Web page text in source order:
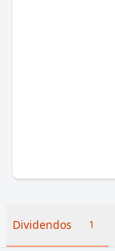
Dividendos 1